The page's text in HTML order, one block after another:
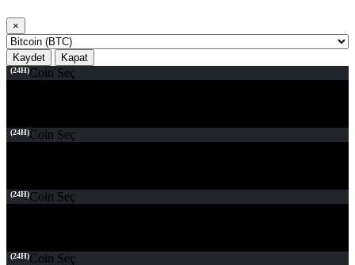
×
Kaydet Kapat
(24H)Coin Seç
(24H)Coin Seç
(24H)Coin Seç
(24H)Coin Seç